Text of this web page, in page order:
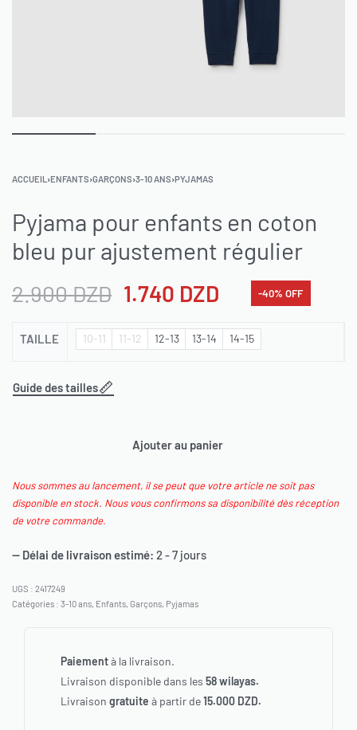
ACCUEIL ›ENFANTS›GARÇONS›3-10 ANS›PYJAMAS
Pyjama pour enfants en coton
bleu pur ajustement régulier
2.900DZD 1.740 DZD -40% OFF
TAILLE 10-11 11-12 12-13 13-14 14-15
Guide des tailles
Ajouter au panier
Nous sommes au lancement, il se peut que votre article ne soit pas
disponible en stock. Nous vous confirmons sa disponibilité dès réception
de votre commande.
— Délai de livraison estimé: 2 - 7 jours
2417249
Catégories : 3-10 ans Enfants Garçons Pyjamas
Paiementà la livraison.
Livraison disponible dans les 58 wilayas.
Livraison gratuite à partir de15.000 DZD.